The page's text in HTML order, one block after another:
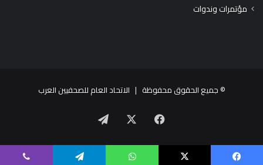
مؤتمرات وندوات
© جميع الحقوق محفوظة | الاتحاد العام للصحفيين العرب
فيسبوك تيلقرام